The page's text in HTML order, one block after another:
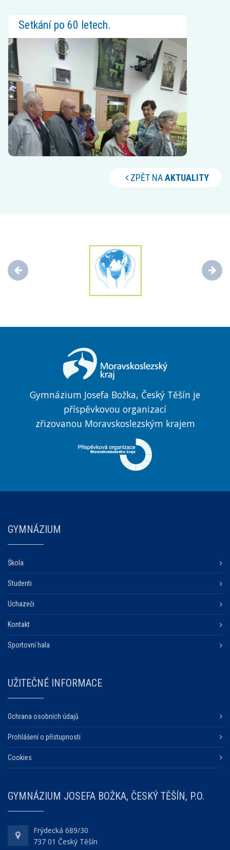
Setkání po 60 letech.
ZPĚT NAAKTUALITY
Gymnázium Josefa Božka, Český Těšín je
příspěvkovou organizací
zřizovanou Moravskoslezským krajem
GYMNÁZIUM
Škola
Studenti
Uchazeči
Kontakt
Sportovní hala
UŽITEČNÉ INFORMACE
Ochrana osobních údajů
Prohlášení o přístupnosti
Cookies
GYMNÁZIUM JOSEFA BOŽKA, ČESKÝ TĚŠÍN, P.O.
Frýdecká 689/30
737 01 Český Těšín